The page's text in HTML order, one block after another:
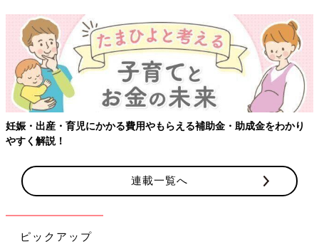
妊娠・出産・育児にかかる費用やもらえる補助金・助成金をわかり
やすく解説！
連載一覧へ
ピックアップ